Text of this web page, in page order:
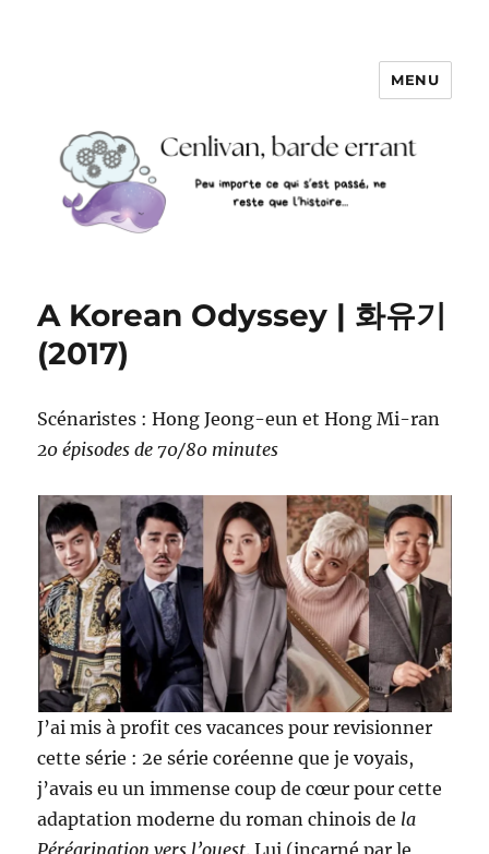
MENU
A Korean Odyssey | 화유기
(2017)
Scénaristes : Hong Jeong-eun et Hong Mi-ran
20 épisodes de 70/80 minutes
J’ai mis à profit ces vacances pour revisionner
cette série : 2e série coréenne que je voyais,
j’avais eu un immense coup de cœur pour cette
adaptation moderne du roman chinois de la
Pérégrination vers l’ouest. Lui (incarné par le